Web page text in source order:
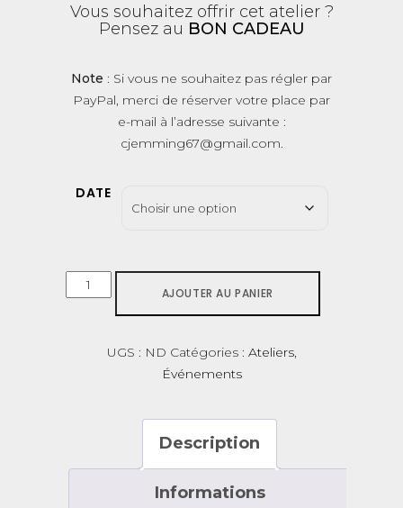
Vous souhaitez offrir cet atelier ?
Pensez au BON CADEAU
Note : Si vous ne souhaitez pas régler par
PayPal, merci de réserver votre place par
e-mail à l’adresse suivante :
cjemming67@gmail.com.
DATE
QUANTITÉ
DE
&
AJOUTER AU PANIER
UGS : ND Catégories : Ateliers,
Événements
Description
Informations